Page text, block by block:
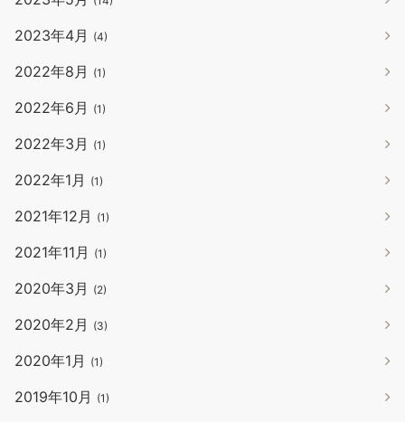
2023年4月 (4)
2022年8月 (1)
2022年6月 (1)
2022年3月 (1)
2022年1月 (1)
2021年12月 (1)
2021年11月 (1)
2020年3月 (2)
2020年2月 (3)
2020年1月 (1)
2019年10月 (1)